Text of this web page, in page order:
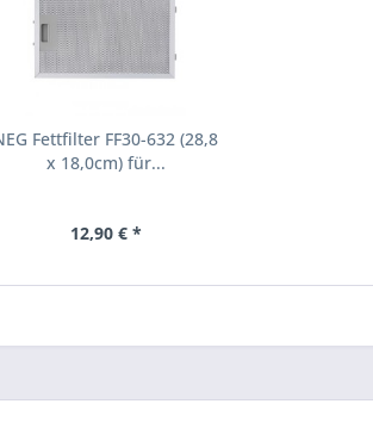
Fettfilter FF30-632 (28,8
x 18,0cm) für...
12,90 € *